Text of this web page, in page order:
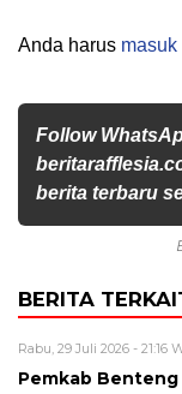
Anda harus masuk
Follow
berita terbaru
BERITA
Rabu, 29 Juli 2026 - 21:16
Pemkab Benteng